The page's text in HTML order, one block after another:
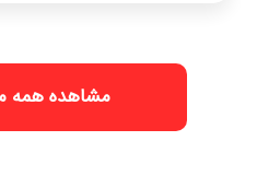
مشاهده همه